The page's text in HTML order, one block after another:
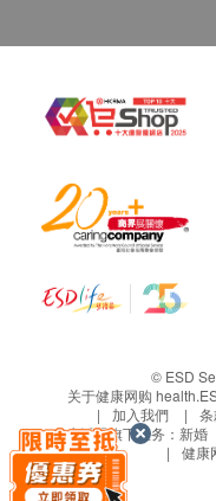
© ESD
关于健康网购
加入我們
生活易旗下业务： 新婚
健康